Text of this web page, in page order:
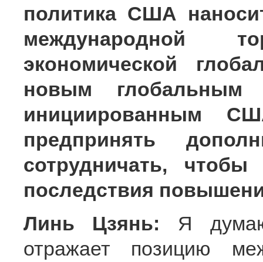
политика США
международной
экономической
новым глобальным
инициированным
предпринять
сотрудничать,
последствия
Линь Цзянь: Я
отражает позицию